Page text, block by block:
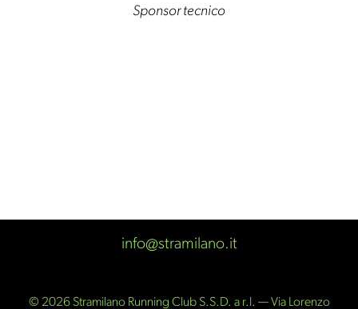
Sponsor tecnico
info@stramilano.it
© 2026 Stramilano Running Club S.S.D. a r.l. — Via Lorenzo